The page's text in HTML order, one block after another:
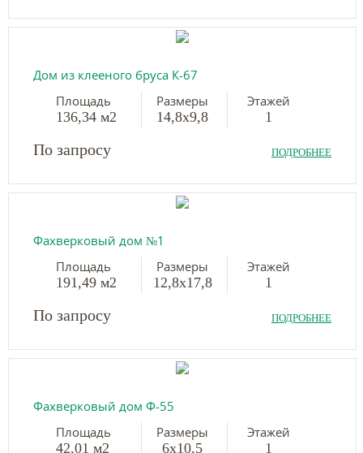
Дом из клееного бруса К-67
Площадь
136,34 м2
Размеры
14,8х9,8
Этажей
1
По запросу ПОДРОБНЕЕ
Фахверковый дом №1
Площадь
191,49 м2
Размеры
12,8х17,8
Этажей
1
По запросу ПОДРОБНЕЕ
Фахверковый дом Ф-55
Площадь
42,01 м2
Размеры
6х10,5
Этажей
1